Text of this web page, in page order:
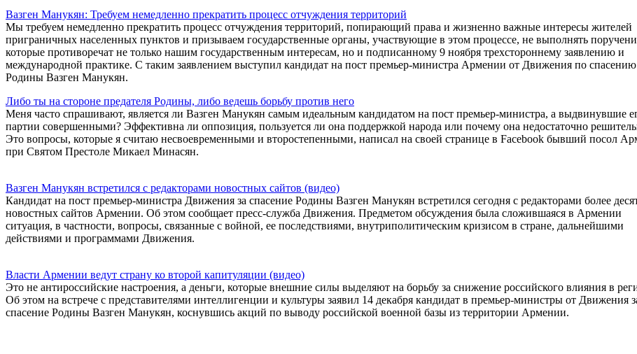
Вазген Манукян: Требуем немедленно прекратить процесс отчуждения территорий
Мы требуем немедленно прекратить процесс отчуждения территорий, попирающий права и жизненно важные интересы жителей
приграничных населенных пунктов и призываем государственные органы, участвующие в этом процессе, не выполнять
которые противоречат не только нашим государственным интересам, но и подписанному 9 ноября трехстороннему заявлению и
международной практике. С таким заявлением выступил кандидат на пост премьер-министра Армении от Движения по спасению
Родины Вазген Манукян.
Либо ты на стороне предателя Родины, либо ведешь борьбу против него
Меня часто спрашивают, является ли Вазген Манукян самым идеальным кандидатом на пост премьер-министра, а выдвинувшие
партии совершенными? Эффективна ли оппозиция, пользуется ли она поддержкой народа или почему она недостаточно
Это вопросы, которые я считаю несвоевременными и второстепенными, написал на своей странице в Facebook бывший посол
при Святом Престоле Микаел Минасян.
Вазген Манукян встретился с редакторами новостных сайтов (видео)
Кандидат на пост премьер-министра Движения за спасение Родины Вазген Манукян встретился сегодня с редакторами более
новостных сайтов Армении. Об этом сообщает пресс-служба Движения. Предметом обсуждения была сложившаяся в Армении
ситуация, в частности, вопросы, связанные с войной, ее последствиями, внутриполитическим кризисом в стране, дальнейшими
действиями и программами Движения.
Власти Армении ведут страну ко второй капитуляции (видео)
Это не антироссийские настроения, а деньги, которые внешние силы выделяют на борьбу за снижение российского влияния в
Об этом на встрече с представителями интеллигенции и культуры заявил 14 декабря кандидат в премьер-министры от Движения
спасение Родины Вазген Манукян, коснувшись акций по выводу российской военной базы из территории Армении.